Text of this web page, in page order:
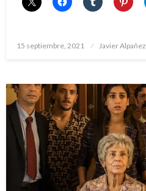
Publicado
15 septiembre, 2021 Javier Alpañez